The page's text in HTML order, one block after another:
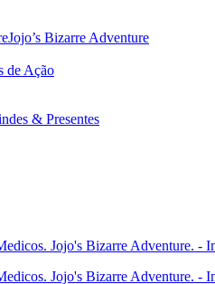
Jojo’s Bizarre Adventure
de Ação
& Presentes